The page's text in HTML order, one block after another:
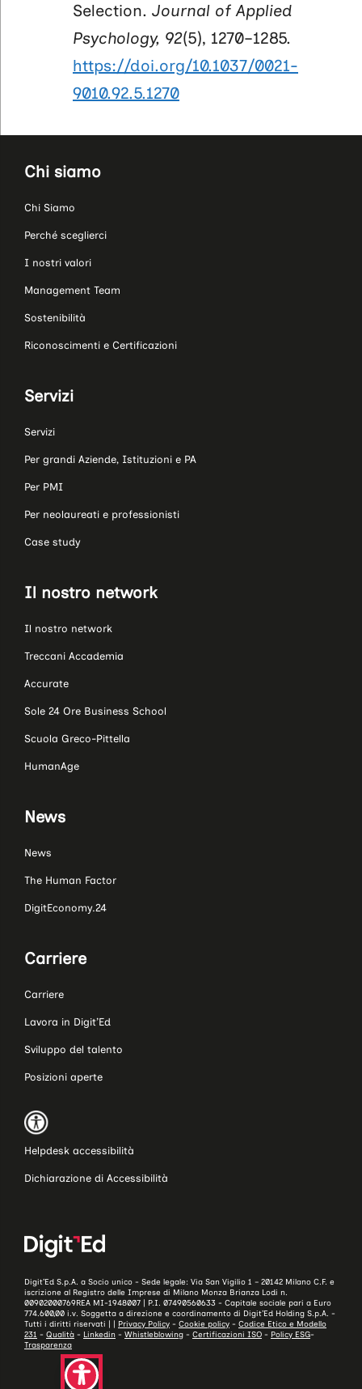
Selection. Journal of Applied
Psychology, 92(5), 1270–1285.
https://doi.org/10.1037/0021-
9010.92.5.1270
Chi siamo
Chi Siamo
Perché sceglierci
I nostri valori
Management Team
Sostenibilità
Riconoscimenti e Certificazioni
Servizi
Servizi
Per grandi Aziende, Istituzioni e PA
Per PMI
Per neolaureati e professionisti
Case study
Il nostro network
Il nostro network
Treccani Accademia
Accurate
Sole 24 Ore Business School
Scuola Greco-Pittella
HumanAge
News
News
The Human Factor
DigitEconomy.24
Carriere
Carriere
Lavora in Digit’Ed
Sviluppo del talento
Posizioni aperte
Helpdesk accessibilità
Dichiarazione di Accessibilità
Digit’Ed S.p.A. a Socio unico - Sede legale: Via San Vigilio 1 – 20142 Milano C.F. e
iscrizione al Registro delle Imprese di Milano Monza Brianza Lodi n.
00902000769REA MI-1948007 | P.I. 07490560633 - Capitale sociale pari a Euro
774.600,00 i.v. Soggetta a direzione e coordinamento di Digit’Ed Holding S.p.A. -
Tutti i diritti riservati | | Privacy Policy - Cookie policy - Codice Etico e Modello
231 - Qualità - Linkedin - Whistleblowing - Certificazioni ISO - Policy ESG-
Trasparenza